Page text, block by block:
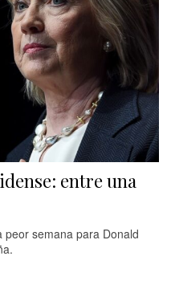
entre una
semana para Donald